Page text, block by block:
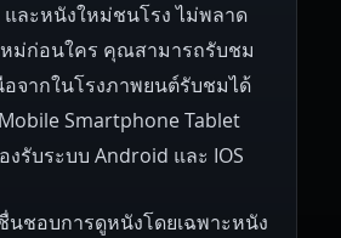
1930 1928 1916
Brazil Turkey
และหนังใหม่ชนโรง ไม่พลาด
ม่ก่อนใคร คุณสามารถรับชม
จากในโรงภาพยนต์รับชมได้
Smartphone Tablet
งรับระบบ Android และ IOS
ชอบการดูหนังโดยเฉพาะหนัง